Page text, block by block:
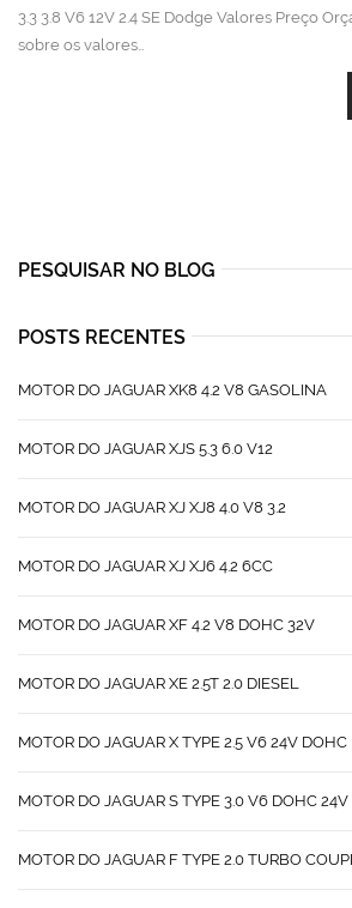
3.3 3.8 V6 12V 2.4 SE Dodge Valores Preço
sobre os valores…
PESQUISAR NO BLOG
POSTS RECENTES
MOTOR DO JAGUAR XK8 4.2 V8 GASOLINA
MOTOR DO JAGUAR XJS 5.3 6.0 V12
MOTOR DO JAGUAR XJ XJ8 4.0 V8 3.2
MOTOR DO JAGUAR XJ XJ6 4.2 6CC
MOTOR DO JAGUAR XF 4.2 V8 DOHC 32V
MOTOR DO JAGUAR XE 2.5T 2.0 DIESEL
MOTOR DO JAGUAR X TYPE 2.5 V6 24V DOHC
MOTOR DO JAGUAR S TYPE 3.0 V6 DOHC 24V
MOTOR DO JAGUAR F TYPE 2.0 TURBO